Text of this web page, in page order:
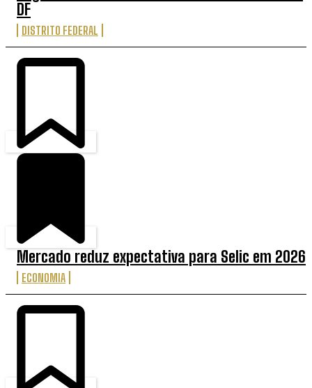
DF
DISTRITO FEDERAL
Mercado reduz expectativa para Selic em 2026
ECONOMIA